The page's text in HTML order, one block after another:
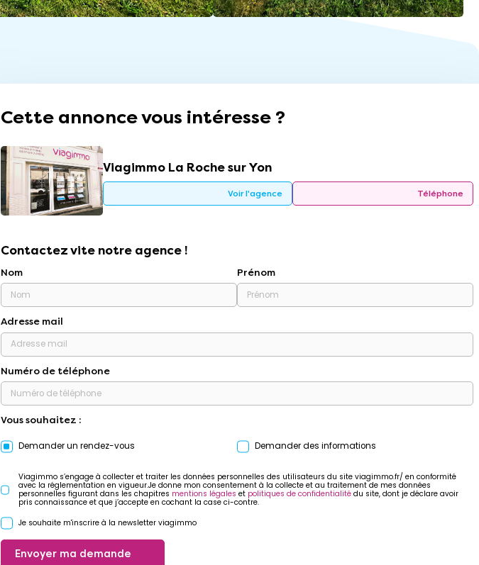
Cette annonce vous intéresse ?
Viagimmo La Roche sur Yon
Voir l'agence Téléphone
Contactez vite notre agence !
Nom Prénom
Adresse mail
Numéro de téléphone
Vous souhaitez :
Demander un rendez-vous Demander des informations
Viagimmo s’engage à collecter et traiter les données personnelles des utilisateurs du site viagimmo.fr/ en conformité
avec la réglementation en vigueur.Je donne mon consentement à la collecte et au traitement de mes données
personnelles figurant dans les chapitres mentions légales et politiques de confidentialité du site, dont je déclare avoir
pris connaissance et que j’accepte en cochant la case ci-contre.
Je souhaite m'inscrire à la newsletter viagimmo
Envoyer ma demande